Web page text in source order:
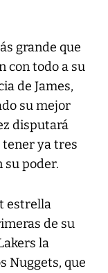
grande que
con todo a su
de James,
su mejor
disputará
tener ya tres
su poder.
estrella
de su
la
Nuggets, que